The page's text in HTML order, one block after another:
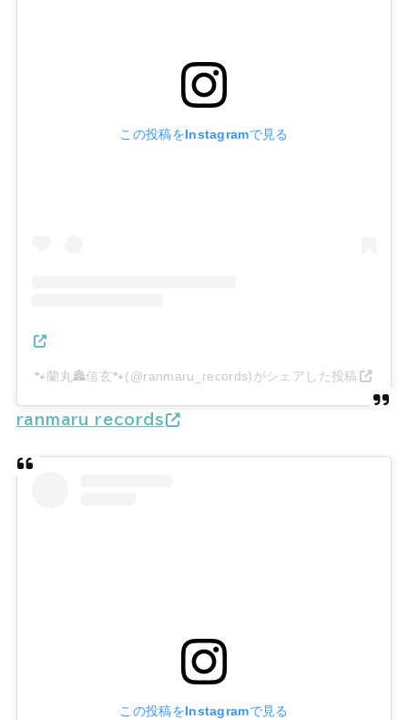
この投稿をInstagramで見る
🐾蘭丸🏯信玄🐾(@ranmaru_records)がシェアした投稿
ranmaru_records
この投稿をInstagramで見る